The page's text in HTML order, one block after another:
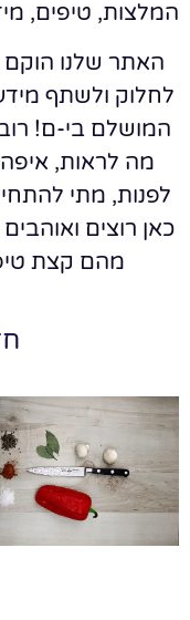
המלצות, טיפים,
האתר שלנו
לחלוק ולשתף
המושלם בי-ם!
מה לראות,
לפנות, מתי
כאן רוצים
מהם קצת